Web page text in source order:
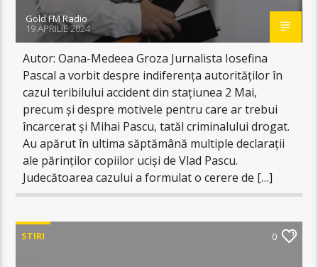
Gold FM Radio
19 APRILIE 2024
Autor: Oana-Medeea Groza Jurnalista Iosefina
Pascal a vorbit despre indiferența autorităților în
cazul teribilului accident din stațiunea 2 Mai,
precum și despre motivele pentru care ar trebui
încarcerat și Mihai Pascu, tatăl criminalului drogat.
Au apărut în ultima săptămână multiple declarații
ale părinților copiilor uciși de Vlad Pascu.
Judecătoarea cazului a formulat o cerere de […]
STIRI 0